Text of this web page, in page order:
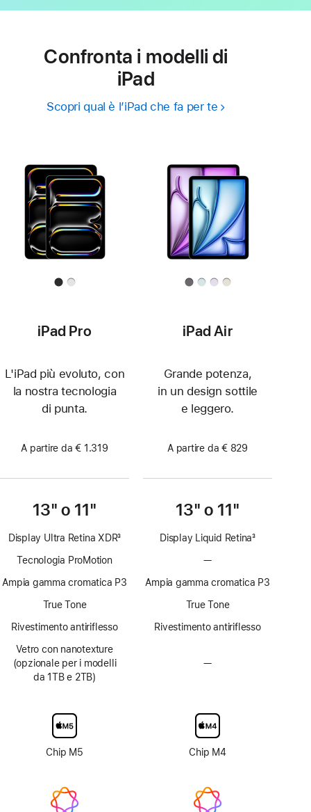
Confronta i modelli di
iPad
Scopri qual è l’iPad che fa per te
iPad Pro
L'iPad più evoluto, con
la nostra tecnologia
di punta.
A partire da € 1.319
13" o 11"
Display Ultra Retina XDR3
Tecnologia ProMotion
Ampia gamma cromatica P3
True Tone
Rivestimento antiriflesso
Vetro con nanotexture
(opzionale per i modelli
da 1TB e 2TB)
Chip M5
iPad Air
Grande potenza,
in un design sottile
e leggero.
A partire da € 829
13" o 11"
Display Liquid Retina3
—Senza
ProMotion
Ampia gamma cromatica P3
True Tone
Rivestimento antiriflesso
—Vetro
disponibile
Chip M4